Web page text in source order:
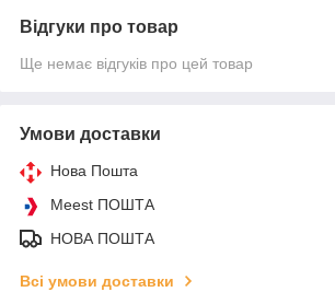
Відгуки про товар
Ще немає відгуків про цей товар
Умови доставки
Нова Пошта
Meest ПОШТА
НОВА ПОШТА
Всі умови доставки